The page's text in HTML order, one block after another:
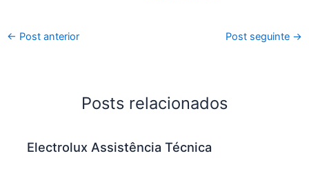
← Post anterior Post seguinte →
Posts relacionados
Electrolux Assistência Técnica